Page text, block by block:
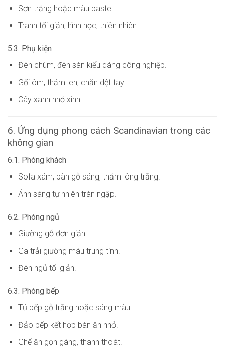
Sơn trắng hoặc màu pastel.
Tranh tối giản, hình học, thiên nhiên.
5.3. Phụ kiện
Đèn chùm, đèn sàn kiểu dáng công nghiệp.
Gối ôm, thảm len, chăn dệt tay.
Cây xanh nhỏ xinh.
6. Ứng dụng phong cách Scandinavian trong các
không gian
6.1. Phòng khách
Sofa xám, bàn gỗ sáng, thảm lông trắng.
Ánh sáng tự nhiên tràn ngập.
6.2. Phòng ngủ
Giường gỗ đơn giản.
Ga trải giường màu trung tính.
Đèn ngủ tối giản.
6.3. Phòng bếp
Tủ bếp gỗ trắng hoặc sáng màu.
Đảo bếp kết hợp bàn ăn nhỏ.
Ghế ăn gọn gàng, thanh thoát.